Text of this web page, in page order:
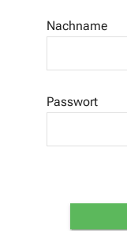
Nachname
Passwort